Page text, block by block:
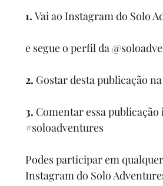
1. Vai ao Instagram do Solo
e segue o perfil da
2. Gostar desta publicação
3. Comentar essa
#soloadventures
Podes participar em
Instagram do Solo